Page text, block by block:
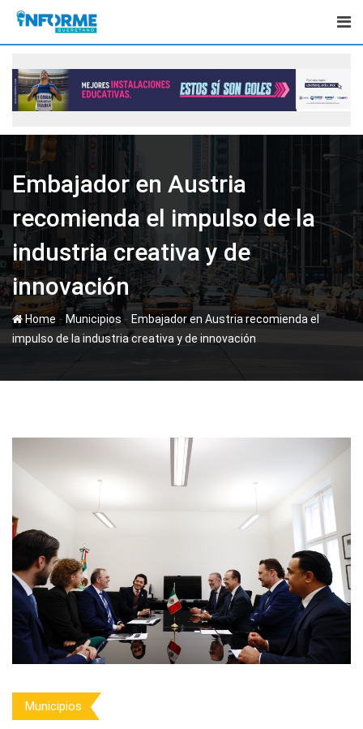
Skip
content
Embajador en Austria
recomienda el impulso de la
industria creativa y de
innovación
Home - Municipios - Embajador en Austria recomienda el
impulso de la industria creativa y de innovación
Municipios